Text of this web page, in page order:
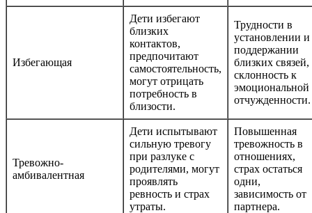
Избегающая
Дети избегают
близких
контактов,
предпочитают
самостоятельность,
могут отрицать
потребность в
близости.
Трудности в
установлении и
поддержании
близких связей,
склонность к
эмоциональной
отчужденности.
Тревожно-
амбивалентная
Дети испытывают
сильную тревогу
при разлуке с
родителями, могут
проявлять
ревность и страх
утраты.
Повышенная
тревожность в
отношениях,
страх остаться
одни,
зависимость от
партнера.